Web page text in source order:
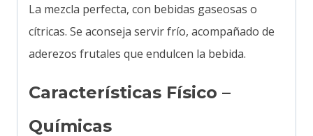
La mezcla perfecta, con bebidas gaseosas o
cítricas. Se aconseja servir frío, acompañado de
aderezos frutales que endulcen la bebida.
Características Físico –
Químicas